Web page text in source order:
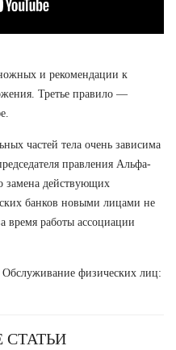
и рекомендации к
Третье правило —
частей тела очень зависима
правления Альфа-
замена действующих
банков новыми лицами не
время работы ассоциации
физических лиц: